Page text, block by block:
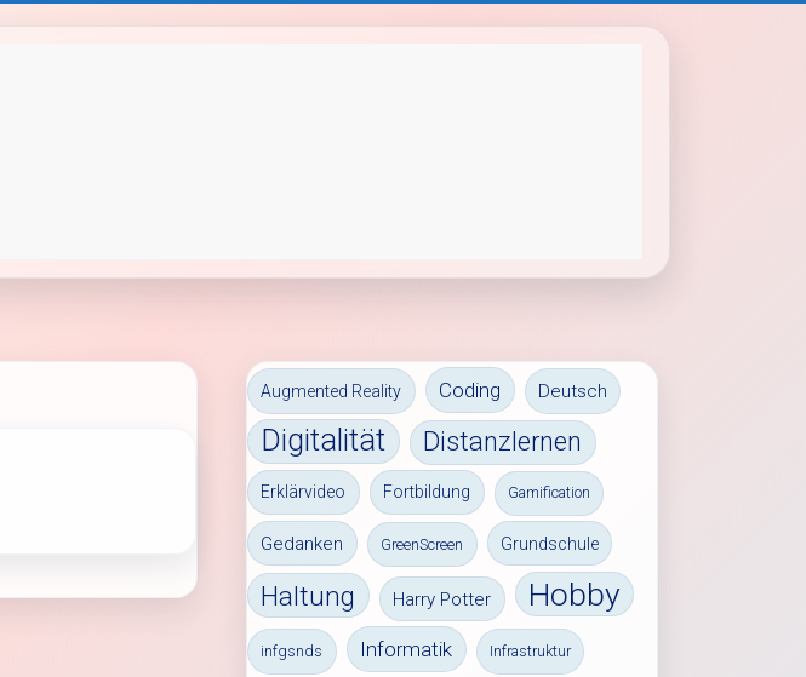
Augmented Reality Coding Deutsch
Digitalität Distanzlernen
Erklärvideo Fortbildung Gamification
Gedanken GreenScreen Grundschule
Haltung Harry Potter Hobby
infgsnds Informatik Infrastruktur